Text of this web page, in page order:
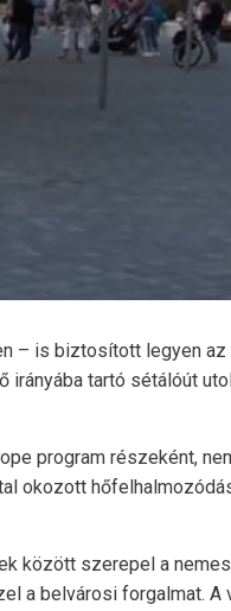
– is biztosított legyen az
irányába tartó sétálóút
program részeként,
okozott
között szerepel a
a belvárosi forgalmat. A